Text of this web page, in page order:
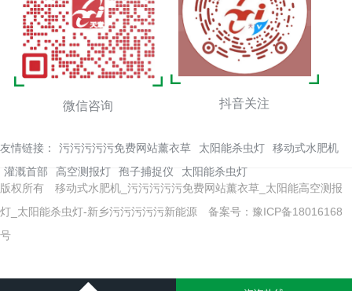
微信咨询 抖音关注
友情链接： 污污污污污免费网站薰衣草 太阳能杀虫灯
移动式水肥机
灌溉首部
高空测报灯 孢子捕捉仪
太阳能杀虫灯
版权所有 移动式水肥机_污污污污污免费网站薰衣草_太阳能高空测报
灯_太阳能杀虫灯-新乡污污污污污新能源 备案号：豫ICP备18016168
号